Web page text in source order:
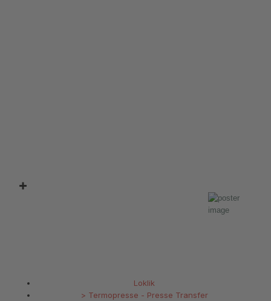
Loklik
> Termopresse - Presse Transfer